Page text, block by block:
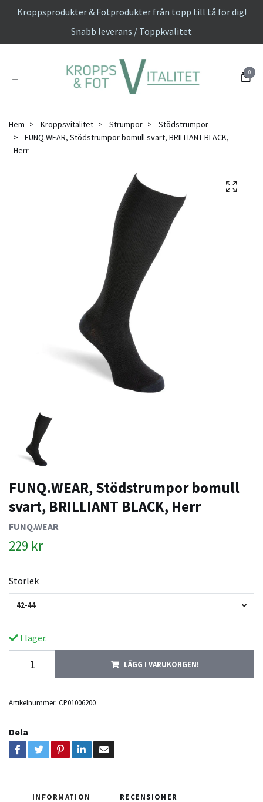
Kroppsprodukter & Fotprodukter från topp till tå för dig!
Snabb leverans / Toppkvalitet
0
Hem Kroppsvitalitet Strumpor
Stödstrumpor
FUNQ.WEAR, Stödstrumpor bomull svart, BRILLIANT BLACK,
Herr
FUNQ.WEAR, Stödstrumpor bomull
svart, BRILLIANT BLACK, Herr
FUNQ.WEAR
229 kr
Storlek
42-44
I lager.
LÄGG I VARUKORGEN!
Artikelnummer: CP01006200
Dela
INFORMATION RECENSIONER